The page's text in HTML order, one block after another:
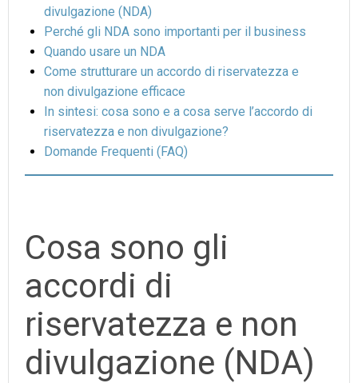
divulgazione (NDA)
Perché gli NDA sono importanti per il business
Quando usare un NDA
Come strutturare un accordo di riservatezza e
non divulgazione efficace
In sintesi: cosa sono e a cosa serve l’accordo di
riservatezza e non divulgazione?
Domande Frequenti (FAQ)
Cosa sono gli
accordi di
riservatezza e non
divulgazione (NDA)